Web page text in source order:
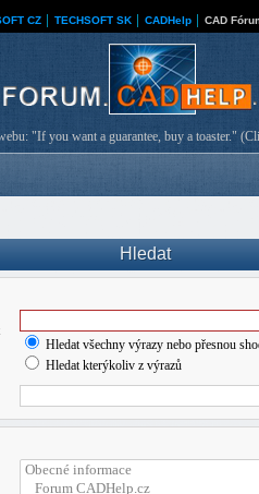
CZ TECHSOFT SK CADHelp CAD
"If you want a guarantee, buy a toaster."
Hledat
Hledat všechny výrazy nebo přesnou
Hledat kterýkoliv z výrazů